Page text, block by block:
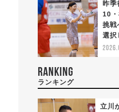
昨季
10
挑戦
選択
RANKING
ランキング
立川